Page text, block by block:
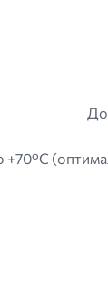
+70°C